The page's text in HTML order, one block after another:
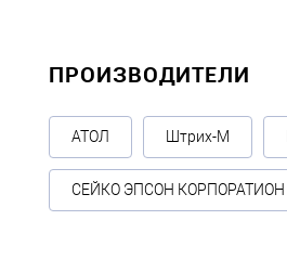
ПРОИЗВОДИТЕЛИ
АТОЛ Штрих-М
СЕЙКО ЭПСОН КОРПОРАТИОН